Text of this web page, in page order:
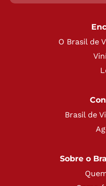
O Brasil de
Brasil de
Sobre o